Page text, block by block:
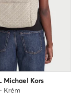
Michael Kors
Krém